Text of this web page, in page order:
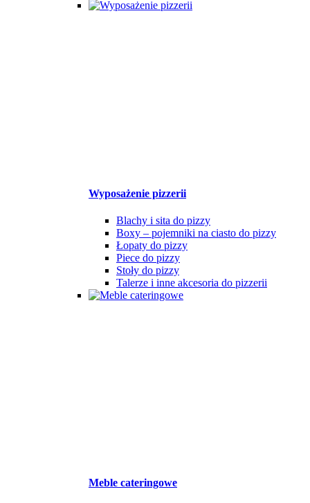
Wyposażenie pizzerii
Blachy i sita do pizzy
Boxy – pojemniki na ciasto do pizzy
Łopaty do pizzy
Piece do pizzy
Stoły do pizzy
Talerze i inne akcesoria do pizzerii
Meble cateringowe